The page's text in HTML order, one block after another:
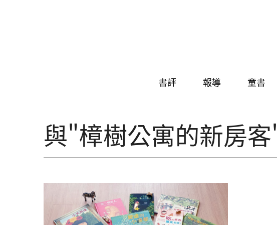
書評 報導 童書
與"樟樹公寓的新房